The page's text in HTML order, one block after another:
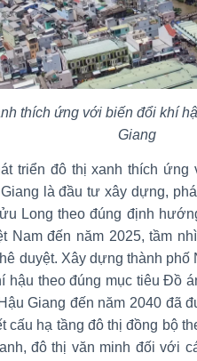
thích ứng với biến đổi khí
Giang
triển đô thị xanh thích
là đầu tư xây dựng,
Long theo đúng định
Nam đến năm 2025, tầm
duyệt. Xây dựng thành phố
hậu theo đúng mục tiêu Đồ
Giang đến năm 2040 đã
cấu hạ tầng đô thị đồng bộ
đô thị văn minh đối với